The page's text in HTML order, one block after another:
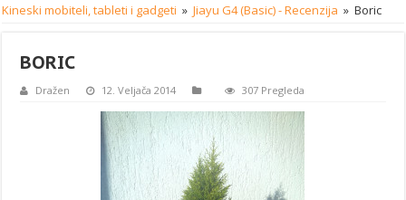
Kineski mobiteli, tableti i gadgeti » Jiayu G4 (Basic) - Recenzija » Boric
BORIC
Dražen 12. Veljača 2014 307 Pregleda